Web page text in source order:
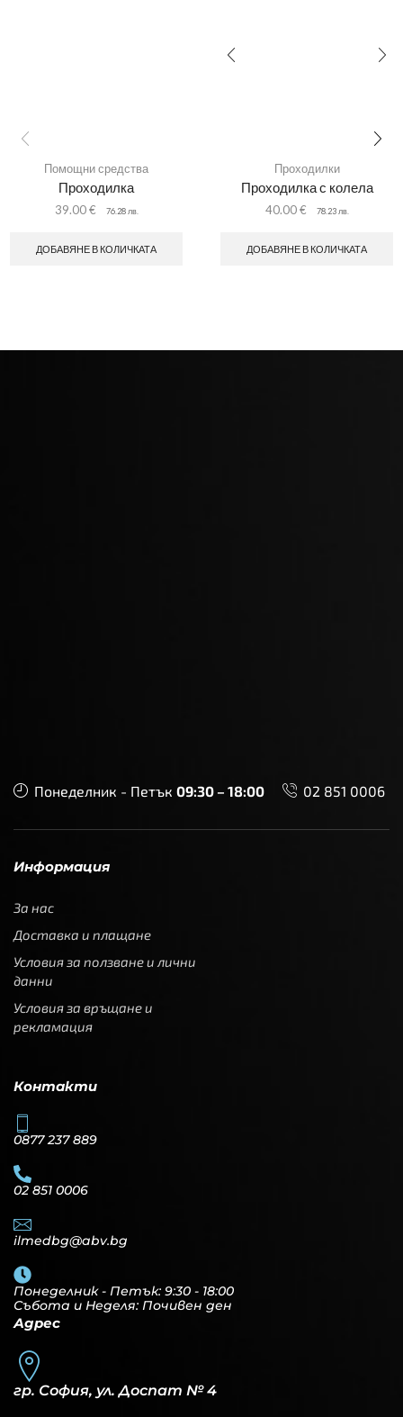
Помощни средства
Проходилка
39.00€ 76.28лв.
ДОБАВЯНЕ В КОЛИЧКАТА
Проходилки
Проходилка с колела
40.00€ 78.23лв.
ДОБАВЯНЕ В КОЛИЧКАТА
Понеделник - Петък 09:30 – 18:00 02 851 0006
Информация
За нас
Доставка и плащане
Условия за ползване и лични
данни
Условия за връщане и
рекламация
Контакти
0877 237 889
02 851 0006
ilmedbg@abv.bg
Понеделник - Петък: 9:30 - 18:00
Събота и Неделя: Почивен ден
Адрес
гр. София, ул. Доспат № 4